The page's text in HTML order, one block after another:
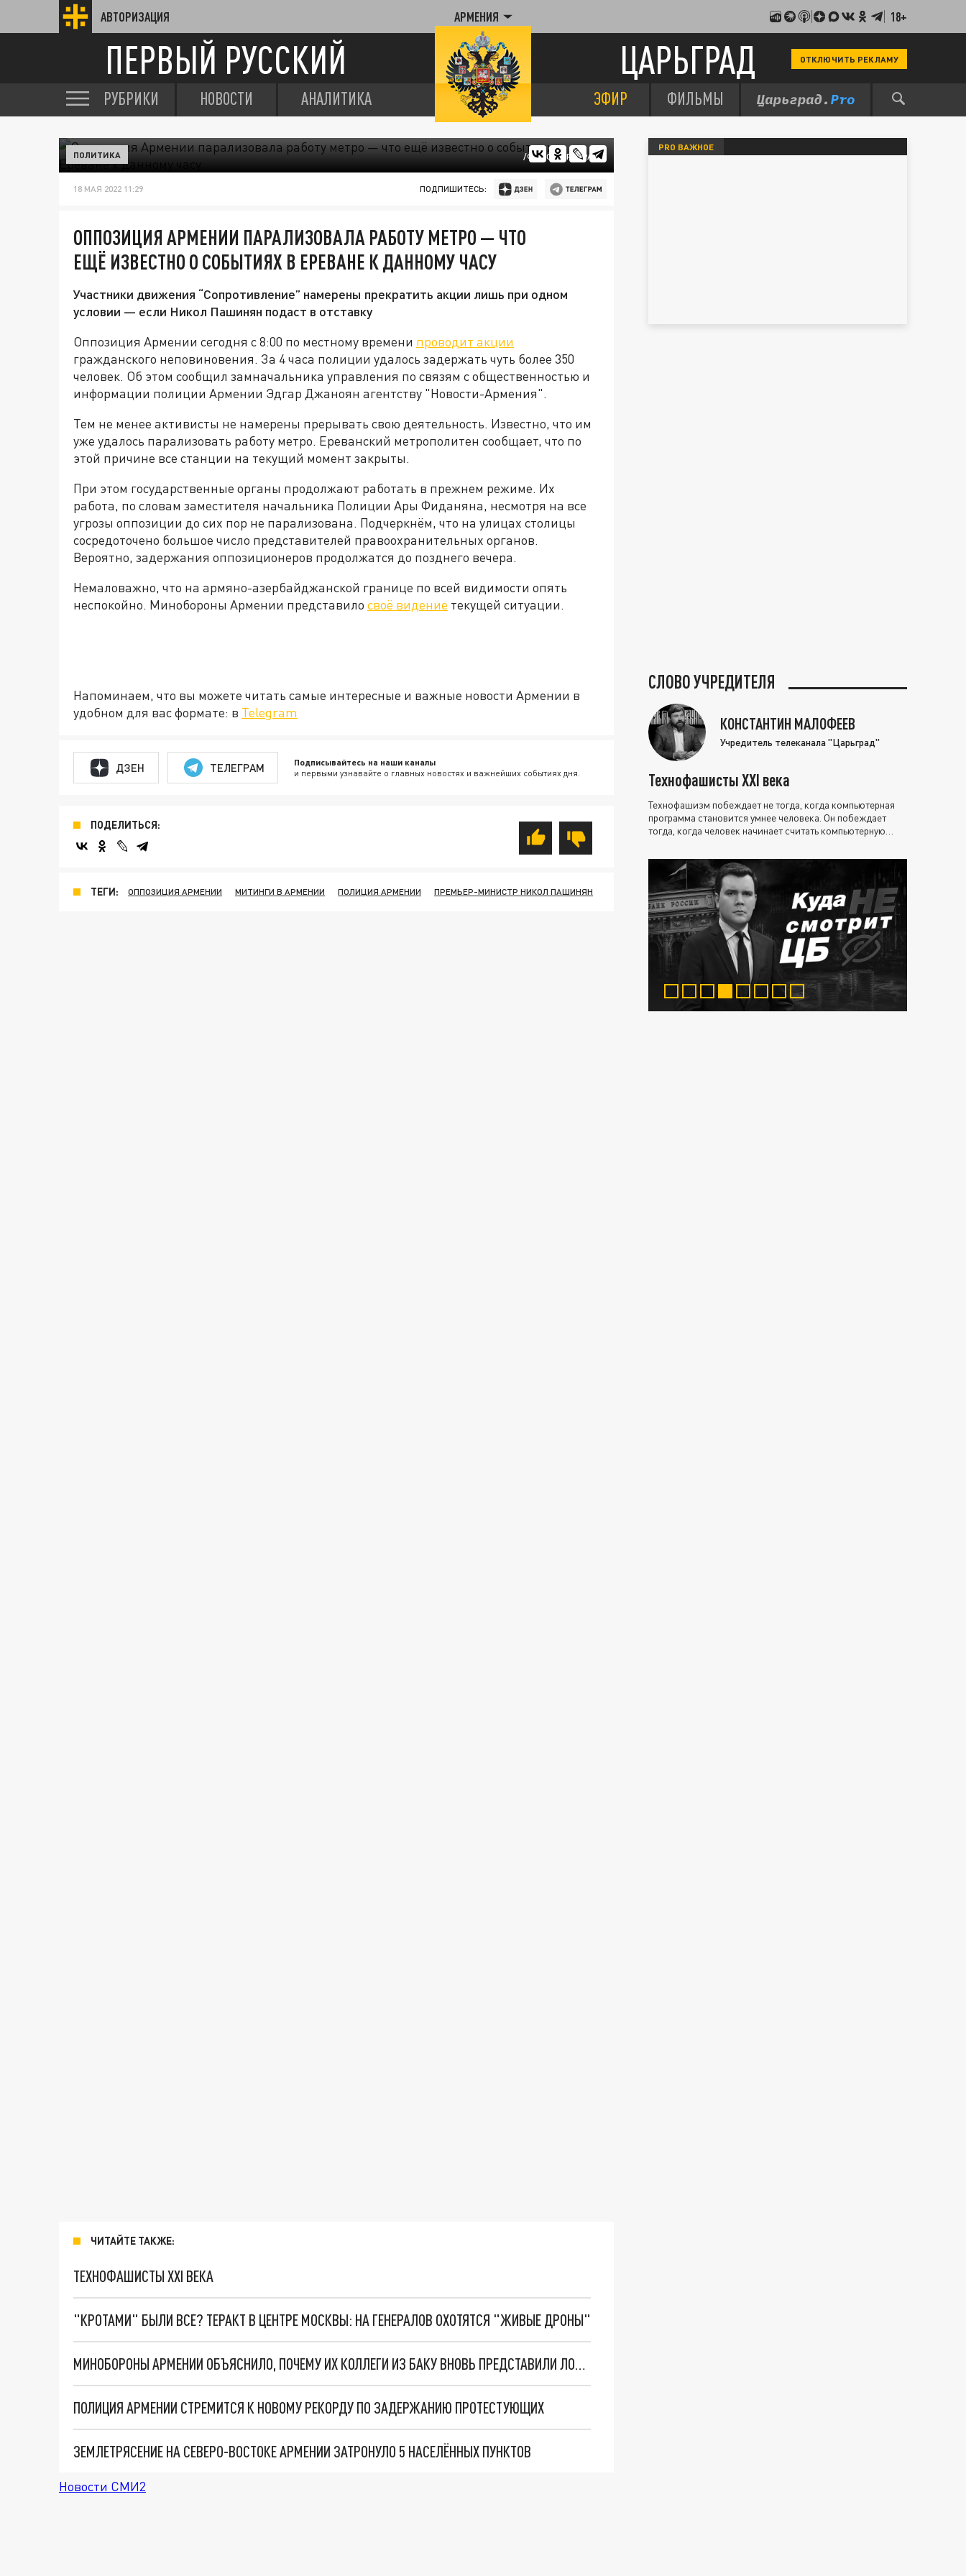
АВТОРИЗАЦИЯ АРМЕНИЯ 18+
ПЕРВЫЙ РУССКИЙ ЦАРЬГРАД ОТКЛЮЧИТЬ РЕКЛАМУ
РУБРИКИ НОВОСТИ АНАЛИТИКА ЭФИР ФИЛЬМЫ
/ФОТО ЦАРЬГРАД
ПОЛИТИКА
18 МАЯ 2022 11:29 ПОДПИШИТЕСЬ:
ОППОЗИЦИЯ АРМЕНИИ ПАРАЛИЗОВАЛА РАБОТУ МЕТРО — ЧТО
ЕЩЁ ИЗВЕСТНО О СОБЫТИЯХ В ЕРЕВАНЕ К ДАННОМУ ЧАСУ
Участники движения “Сопротивление” намерены прекратить акции лишь при одном
условии — если Никол Пашинян подаст в отставку
Оппозиция Армении сегодня с 8:00 по местному времени проводит акции
гражданского неповиновения. За 4 часа полиции удалось задержать чуть более 350
человек. Об этом сообщил замначальника управления по связям с общественностью и
информации полиции Армении Эдгар Джаноян агентству "Новости-Армения".
Тем не менее активисты не намерены прерывать свою деятельность. Известно, что им
уже удалось парализовать работу метро. Ереванский метрополитен сообщает, что по
этой причине все станции на текущий момент закрыты.
При этом государственные органы продолжают работать в прежнем режиме. Их
работа, по словам заместителя начальника Полиции Ары Фиданяна, несмотря на все
угрозы оппозиции до сих пор не парализована. Подчеркнём, что на улицах столицы
сосредоточено большое число представителей правоохранительных органов.
Вероятно, задержания оппозиционеров продолжатся до позднего вечера.
Немаловажно, что на армяно-азербайджанской границе по всей видимости опять
неспокойно. Минобороны Армении представило своё видение текущей ситуации.
Напоминаем, что вы можете читать самые интересные и важные новости Армении в
удобном для вас формате: в Telegram
ДЗЕН ТЕЛЕГРАМ Подписывайтесь на наши каналы
и первыми узнавайте о главных новостях и важнейших событиях дня.
ПОДЕЛИТЬСЯ:
ТЕГИ: ОППОЗИЦИЯ АРМЕНИИ МИТИНГИ В АРМЕНИИ ПОЛИЦИЯ АРМЕНИИ ПРЕМЬЕР-МИНИСТР НИКОЛ ПАШИНЯН
ЧИТАЙТЕ ТАКЖЕ:
ТЕХНОФАШИСТЫ XXI ВЕКА
"КРОТАМИ" БЫЛИ ВСЕ? ТЕРАКТ В ЦЕНТРЕ МОСКВЫ: НА ГЕНЕРАЛОВ ОХОТЯТСЯ "ЖИВЫЕ ДРОНЫ"
МИНОБОРОНЫ АРМЕНИИ ОБЪЯСНИЛО, ПОЧЕМУ ИХ КОЛЛЕГИ ИЗ БАКУ ВНОВЬ ПРЕДСТАВИЛИ ЛОЖНЫЕ ДАННЫЕ ОБ ОБСТРЕЛЕ
ПОЛИЦИЯ АРМЕНИИ СТРЕМИТСЯ К НОВОМУ РЕКОРДУ ПО ЗАДЕРЖАНИЮ ПРОТЕСТУЮЩИХ
ЗЕМЛЕТРЯСЕНИЕ НА СЕВЕРО-ВОСТОКЕ АРМЕНИИ ЗАТРОНУЛО 5 НАСЕЛЁННЫХ ПУНКТОВ
Новости СМИ2
PRO ВАЖНОЕ
СЛОВО УЧРЕДИТЕЛЯ
КОНСТАНТИН МАЛОФЕЕВ
Учредитель телеканала "Царьград"
Технофашисты XXI века
Технофашизм побеждает не тогда, когда компьютерная
программа становится умнее человека. Он побеждает
тогда, когда человек начинает считать компьютерную